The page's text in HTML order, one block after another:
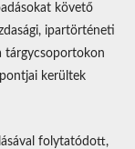
követő
ipartörténeti
tárgycsoportokon
kerültek
folytatódott,